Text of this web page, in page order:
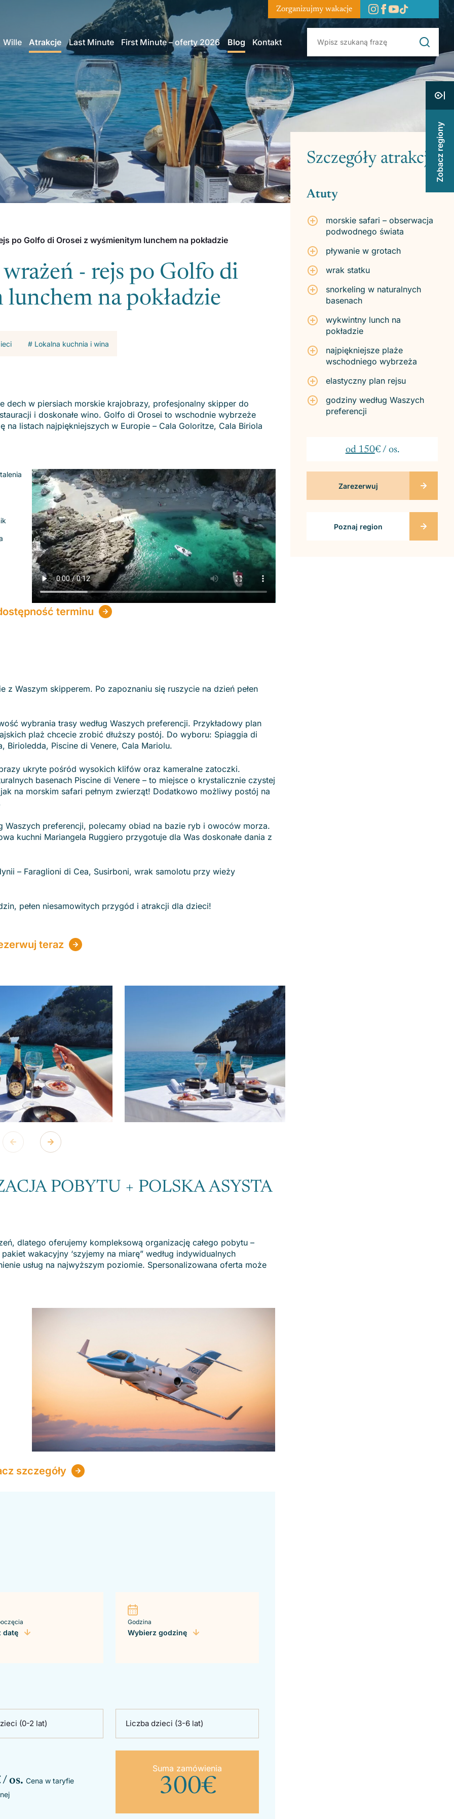
Wille Atrakcje Last Minute First Minute – oferty 2026 Blog Kontakt
Zorganizujmy wakacje
Szczegóły atrakcji
Atuty
morskie safari – obserwacja
podwodnego świata
pływanie w grotach
wrak statku
snorkeling w naturalnych
basenach
wykwintny lunch na
pokładzie
najpiękniejsze plaże
wschodniego wybrzeża
elastyczny plan rejsu
godziny według Waszych
preferencji
od 150€ / os.
Zarezerwuj
Poznaj region
po Golfo di Orosei z wyśmienitym lunchem na pokładzie
- rejs po Golfo di
na pokładzie
# Lokalna kuchnia i wina
dech w piersiach morskie krajobrazy, profesjonalny skipper do
i doskonałe wino. Golfo di Orosei to wschodnie wybrzeże
na listach najpiękniejszych w Europie – Cala Goloritze, Cala Biriola
terminu
Waszym skipperem. Po zapoznaniu się ruszycie na dzień pełen
wybrania trasy według Waszych preferencji. Przykładowy plan
plaż chcecie zrobić dłuższy postój. Do wyboru: Spiaggia di
Birioledda, Piscine di Venere, Cala Mariolu.
ukryte pośród wysokich klifów oraz kameralne zatoczki.
basenach Piscine di Venere – to miejsce o krystalicznie czystej
na morskim safari pełnym zwierząt! Dodatkowo możliwy postój na
Waszych preferencji, polecamy obiad na bazie ryb i owoców morza.
kuchni Mariangela Ruggiero przygotuje dla Was doskonałe dania z
– Faraglioni di Cea, Susirboni, wrak samolotu przy wieży
pełen niesamowitych przygód i atrakcji dla dzieci!
teraz
POBYTU + POLSKA ASYSTA
dlatego oferujemy kompleksową organizację całego pobytu –
wakacyjny ‘szyjemy na miarę” według indywidualnych
usług na najwyższym poziomie. Spersonalizowana oferta może
szczegóły
datę
Godzina
Wybierz godzinę
(0-2 lat) Liczba dzieci (3-6 lat)
/ os. Cena w taryfie
Suma zamówienia
300€
Zobacz regiony